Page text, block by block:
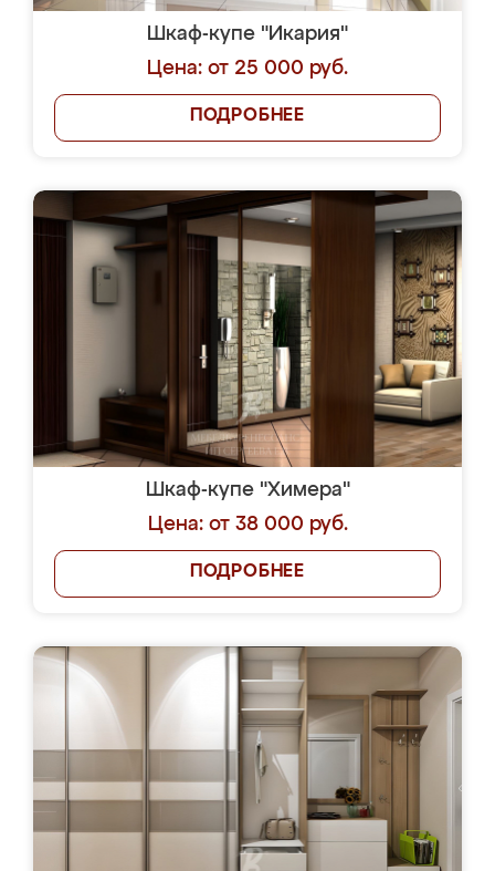
Шкаф-купе "Икария"
Цена: от 25 000 руб.
ПОДРОБНЕЕ
Шкаф-купе "Химера"
Цена: от 38 000 руб.
ПОДРОБНЕЕ